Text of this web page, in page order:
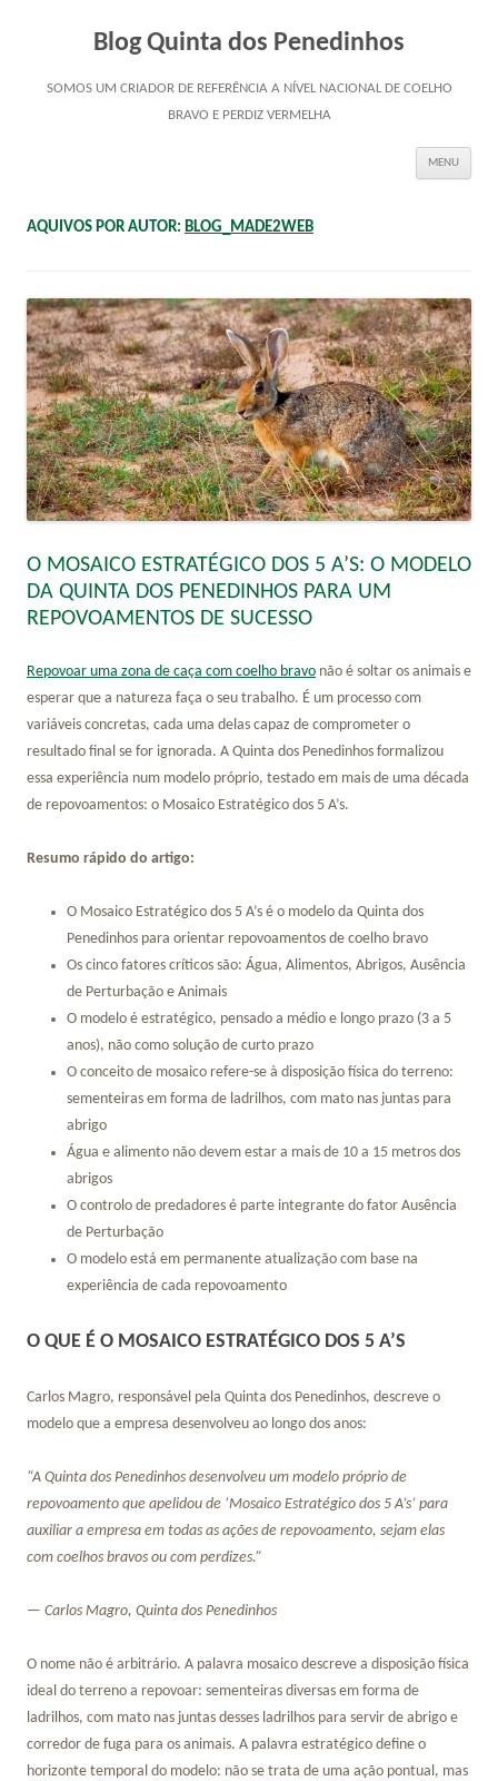
Blog Quinta dos Penedinhos
SOMOS UM CRIADOR DE REFERÊNCIA A NÍVEL NACIONAL DE COELHO
BRAVO E PERDIZ VERMELHA
MENU
AQUIVOS POR AUTOR: BLOG_MADE2WEB
O MOSAICO ESTRATÉGICO DOS 5 A’S: O MODELO
DA QUINTA DOS PENEDINHOS PARA UM
REPOVOAMENTOS DE SUCESSO
Repovoar uma zona de caça com coelho bravo não é soltar os animais e
esperar que a natureza faça o seu trabalho. É um processo com
variáveis concretas, cada uma delas capaz de comprometer o
resultado final se for ignorada. A Quinta dos Penedinhos formalizou
essa experiência num modelo próprio, testado em mais de uma década
de repovoamentos: o Mosaico Estratégico dos 5 A’s.
Resumo rápido do artigo:
O Mosaico Estratégico dos 5 A’s é o modelo da Quinta dos
Penedinhos para orientar repovoamentos de coelho bravo
Os cinco fatores críticos são: Água, Alimentos, Abrigos, Ausência
de Perturbação e Animais
O modelo é estratégico, pensado a médio e longo prazo (3 a 5
anos), não como solução de curto prazo
O conceito de mosaico refere-se à disposição física do terreno:
sementeiras em forma de ladrilhos, com mato nas juntas para
abrigo
Água e alimento não devem estar a mais de 10 a 15 metros dos
abrigos
O controlo de predadores é parte integrante do fator Ausência
de Perturbação
O modelo está em permanente atualização com base na
experiência de cada repovoamento
O QUE É O MOSAICO ESTRATÉGICO DOS 5 A’S
Carlos Magro, responsável pela Quinta dos Penedinhos, descreve o
modelo que a empresa desenvolveu ao longo dos anos:
“A Quinta dos Penedinhos desenvolveu um modelo próprio de
repovoamento que apelidou de ‘Mosaico Estratégico dos 5 A’s’ para
auxiliar a empresa em todas as ações de repovoamento, sejam elas
com coelhos bravos ou com perdizes.”
— Carlos Magro, Quinta dos Penedinhos
O nome não é arbitrário. A palavra mosaico descreve a disposição física
ideal do terreno a repovoar: sementeiras diversas em forma de
ladrilhos, com mato nas juntas desses ladrilhos para servir de abrigo e
corredor de fuga para os animais. A palavra estratégico define o
horizonte temporal do modelo: não se trata de uma ação pontual, mas